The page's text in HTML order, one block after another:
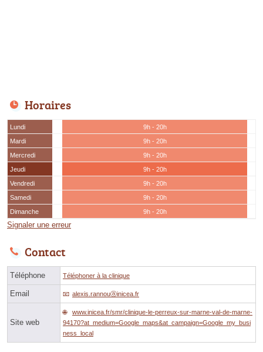
Horaires
Lundi
9h - 20h
Mardi
9h - 20h
Mercredi
9h - 20h
Jeudi
9h - 20h
Vendredi
9h - 20h
Samedi
9h - 20h
Dimanche
9h - 20h
Signaler une erreur
Contact
Téléphone Téléphoner à la clinique
Email alexis.rannouⓐinicea.fr
Site web
www.inicea.fr/smr/clinique-le-perreux-sur-marne-val-de-marne-
94170?at_medium=Google_maps&at_campaign=Google_my_busi
ness_local